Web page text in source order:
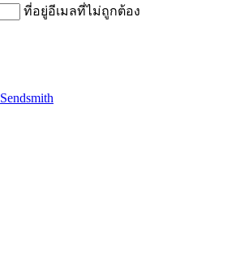
ที่อยู่อีเมลที่ไม่ถูกต้อง
Sendsmith